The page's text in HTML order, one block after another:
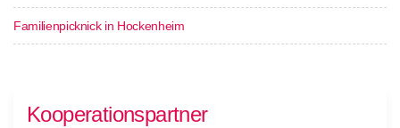
Familienpicknick in Hockenheim
Kooperationspartner